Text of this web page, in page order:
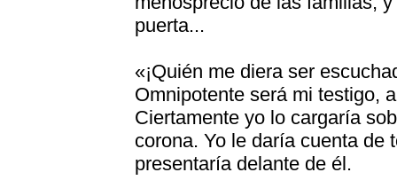
puerta...
«¡Quién me diera ser
Omnipotente será mi testigo,
Ciertamente yo lo cargaría
corona. Yo le daría cuenta de
presentaría delante de él.